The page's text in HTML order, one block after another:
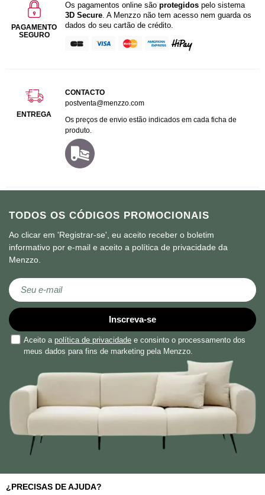
TODOS OS CÓDIGOS PROMOCIONAIS
Ao clicar em 'Registrar-se', eu aceito receber o boletim
informativo por e-mail e aceito a política de privacidade da
Menzzo.
Subscreva a nossa Newsletter:
Inscreva-se
Aceito a política de privacidade e consinto o processamento dos
meus dados para fins de marketing pela Menzzo.
PAGAMENTO
SEGURO
Os pagamentos online são protegidos pelo sistema
3D Secure. A Menzzo não tem acesso nem guarda os
dados do seu cartão de crédito.
ENTREGA
CONTACTO
postventa@menzzo.com
Os preços de envio estão indicados em cada ficha de
produto.
¿PRECISAS DE AJUDA?